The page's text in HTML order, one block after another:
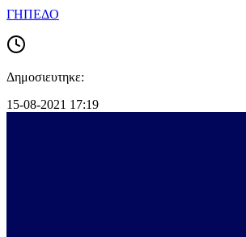
ΓΗΠΕΔΟ
Δημοσιευτηκε:
15-08-2021 17:19